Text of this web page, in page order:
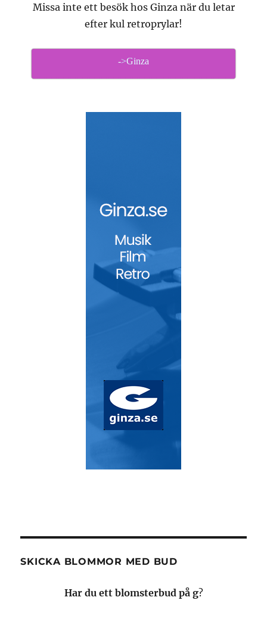
Missa inte ett besök hos Ginza när du letar
efter kul retroprylar!
->Ginza
SKICKA BLOMMOR MED BUD
Har du ett blomsterbud på g?